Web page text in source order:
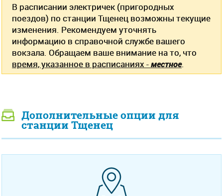
В расписании электричек (пригородных
поездов) по станции Тщенец возможны текущие
изменения. Рекомендуем уточнять
информацию в справочной службе вашего
вокзала. Обращаем ваше внимание на то, что
время, указанное в расписаниях -местное.
Дополнительные опции для
станции Тщенец